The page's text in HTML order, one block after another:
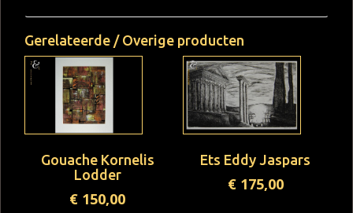
Gerelateerde / Overige producten
Gouache Kornelis
Lodder
€ 150,00
Ets Eddy Jaspars
€175,00